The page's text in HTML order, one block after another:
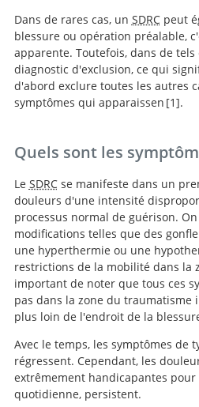
Dans de rares cas, un SDRCpeut
blessure ou opération préalable,
apparente. Toutefois, dans de tels
diagnostic d'exclusion, ce qui
d'abord exclure toutes les autres
symptômes qui apparaissen 1
up-to-date.
.
Quels sont les
Le SDRCse manifeste dans un
douleurs d'une intensité
processus normal de guérison.
modifications telles que des
une hyperthermie ou une
restrictions de la mobilité dans la
important de noter que tous ces
pas dans la zone du traumatisme
plus loin de l'endroit de la
Syndrome (Reflex Sympathetic
Avec le temps, les symptômes de
régressent. Cependant, les
extrêmement handicapantes
quotidienne, persistent.